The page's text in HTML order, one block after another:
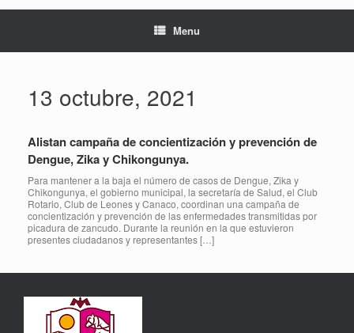
Menu
13 octubre, 2021
Alistan campaña de concientización y prevención de
Dengue, Zika y Chikongunya.
Para mantener a la baja el número de casos de Dengue, Zika y
Chikongunya, el gobierno municipal, la secretaría de Salud, el Club
Rotario, Club de Leones y Canaco, coordinan una campaña de
concientización y prevención de las enfermedades transmitidas por
picadura de zancudo. Durante la reunión en la que estuvieron
presentes ciudadanos y representantes […]